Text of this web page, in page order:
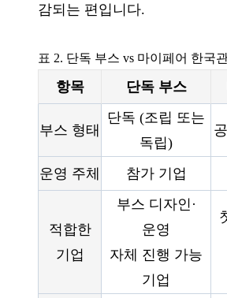
감되는 편입니다.
표 2. 단독 부스 vs 마이페어 한국
항목 단독 부스
부스 형태
단독 (조립 또는
독립)
운영 주체 참가 기업
적합한
기업
부스 디자인·
운영
자체 진행 가능
기업